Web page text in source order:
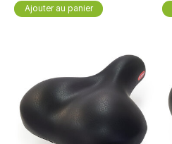
Ajouter au panier